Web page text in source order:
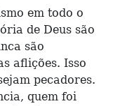
em todo o
de Deus são
são
aflições. Isso
pecadores.
quem foi